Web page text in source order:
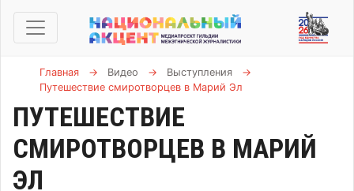
Главная → Видео → Выступления
→
Путешествие смиротворцев в Марий Эл
ПУТЕШЕСТВИЕ
СМИРОТВОРЦЕВ В МАРИЙ
ЭЛ